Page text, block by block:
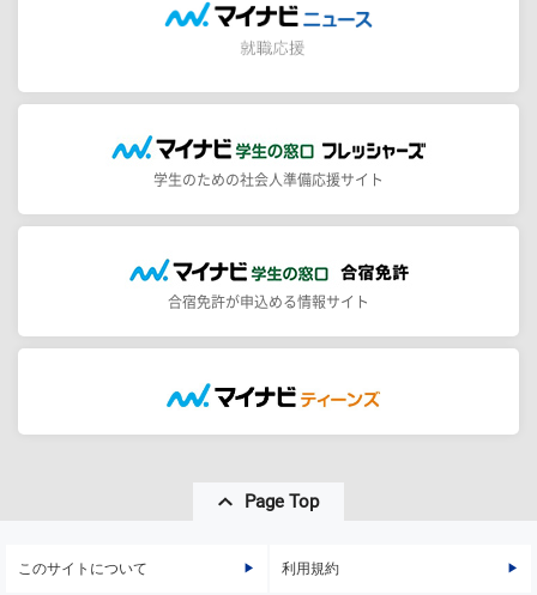
学生のための社会人準備応援サイト
合宿免許が申込める情報サイト
Page Top
このサイトについて 利用規約